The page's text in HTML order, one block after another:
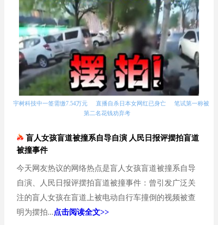
宇树科技中一签需缴7.54万元 直播自杀日本女网红已身亡
笔试第一称被
第二名花钱劝弃考
盲人女孩盲道被撞系自导自演 人民日报评摆拍盲道
被撞事件
今天网友热议的网络热点是盲人女孩盲道被撞系自导
自演、人民日报评摆拍盲道被撞事件：曾引发广泛关
注的盲人女孩在盲道上被电动自行车撞倒的视频被查
明为摆拍...点击阅读全文>>